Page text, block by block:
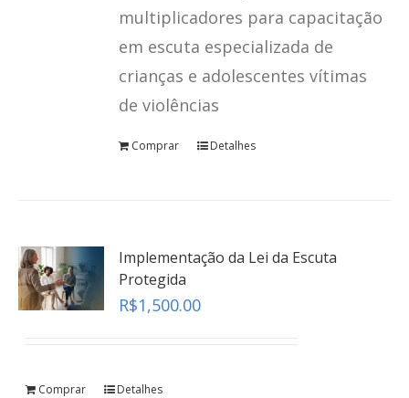
multiplicadores para capacitação
em escuta especializada de
crianças e adolescentes vítimas
de violências
Comprar Detalhes
Implementação da Lei da Escuta
Protegida
R$1,500.00
Comprar Detalhes